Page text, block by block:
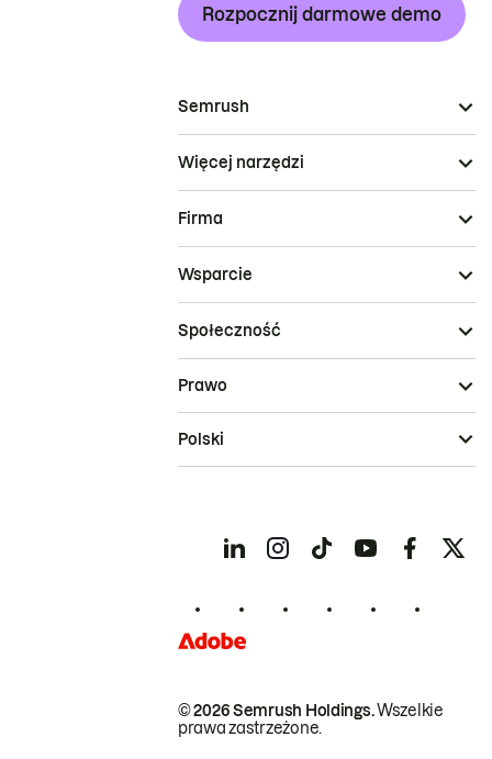
Rozpocznij darmowe demo
Semrush
Więcej narzędzi
Firma
Wsparcie
Społeczność
© 2026 Semrush Holdings.Wszelkie
prawa zastrzeżone.
Prawo
Polski